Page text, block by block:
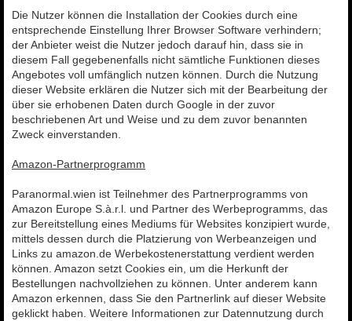
Die Nutzer können die Installation der Cookies durch eine
entsprechende Einstellung Ihrer Browser Software verhindern;
der Anbieter weist die Nutzer jedoch darauf hin, dass sie in
diesem Fall gegebenenfalls nicht sämtliche Funktionen dieses
Angebotes voll umfänglich nutzen können. Durch die Nutzung
dieser Website erklären die Nutzer sich mit der Bearbeitung der
über sie erhobenen Daten durch Google in der zuvor
beschriebenen Art und Weise und zu dem zuvor benannten
Zweck einverstanden.
Amazon-Partnerprogramm
Paranormal.wien ist Teilnehmer des Partnerprogramms von
Amazon Europe S.à.r.l. und Partner des Werbeprogramms, das
zur Bereitstellung eines Mediums für Websites konzipiert wurde,
mittels dessen durch die Platzierung von Werbeanzeigen und
Links zu amazon.de Werbekostenerstattung verdient werden
können. Amazon setzt Cookies ein, um die Herkunft der
Bestellungen nachvollziehen zu können. Unter anderem kann
Amazon erkennen, dass Sie den Partnerlink auf dieser Website
geklickt haben. Weitere Informationen zur Datennutzung durch